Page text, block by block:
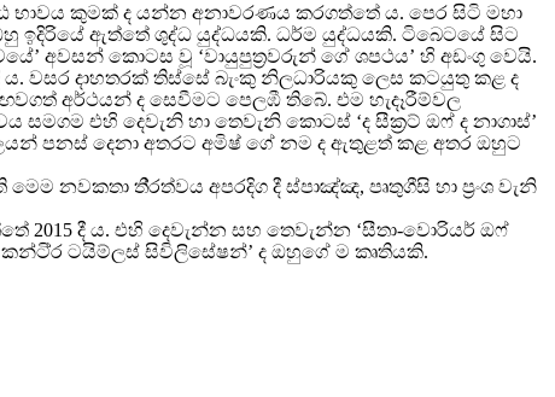
භාවය කුමක් ද යන්න අනාවරණය කරගත්තේ ය. පෙර සිටි මහා
ඉදිරියේ ඇත්තේ ශුද්ධ යුද්ධයකි. ධර්ම යුද්ධයකි. ටිබෙටයේ සිට
අවසන් කොටස වූ ‘වායුපුතරවරුන් ගේ ශපථය’ හි අඩංගු වෙයි.
ය. වසර දාහතරක් තිස්සේ බැංකු නිලධාරියකු ලෙස කටයුතු කළ ද
අර්ථයන් ද සෙවීමට පෙලඹී තිබේ. එම හැදෑරීම්වල
සමගම එහි දෙවැනි හා තෙවැනි කොටස් ‘ද සීකරට් ඔෆ් ද නාගාස්’
පනස් දෙනා අතරට අමිෂ් ගේ නම ද ඇතුළත් කළ අතර ඔහුට
මෙම නවකතා තිරත්වය අපරදිග දී ස්පාඤ්ඤ, පෘතුගීසි හා පරංශ වැනි
2015 දී ය. එහි දෙවැන්න සහ තෙවැන්න ‘සීතා-වොරියර් ඔෆ්
කන්ටිර ටයිම්ලස් සිවිලිසේෂන්’ ද ඔහුගේ ම කෘතියකි.